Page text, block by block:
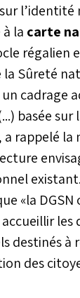
projets dans une
dynamique
structurée. Ils
base d’une
stratégique où
géopolitique,
recomposition
de gouvernance,
territorialisation
compétences,
consolidation des
infrastructures
refondation des
dispositifs de
autonomie
durable du
la carte
régalien
Sûreté
cadrage
basée sur
rappelé la
«la DGSN
les
destinés à
des